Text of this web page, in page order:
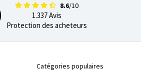
8.6/10
1.337 Avis
Protection des acheteurs
Catégories populaires